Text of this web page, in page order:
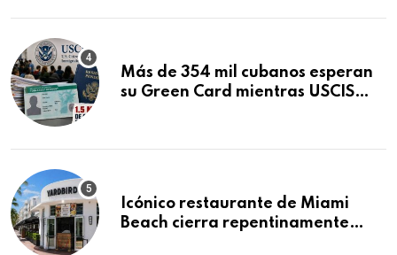
Más de 354 mil cubanos esperan
su Green Card mientras USCIS
Icónico restaurante de Miami
Beach cierra repentinamente